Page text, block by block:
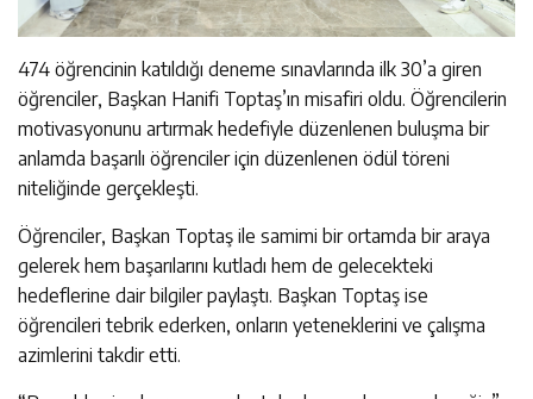
474 öğrencinin katıldığı deneme sınavlarında ilk 30’a giren
öğrenciler, Başkan Hanifi Toptaş’ın misafiri oldu. Öğrencilerin
motivasyonunu artırmak hedefiyle düzenlenen buluşma bir
anlamda başarılı öğrenciler için düzenlenen ödül töreni
niteliğinde gerçekleşti.
Öğrenciler, Başkan Toptaş ile samimi bir ortamda bir araya
gelerek hem başarılarını kutladı hem de gelecekteki
hedeflerine dair bilgiler paylaştı. Başkan Toptaş ise
öğrencileri tebrik ederken, onların yeteneklerini ve çalışma
azimlerini takdir etti.